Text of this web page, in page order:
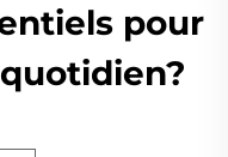
pour